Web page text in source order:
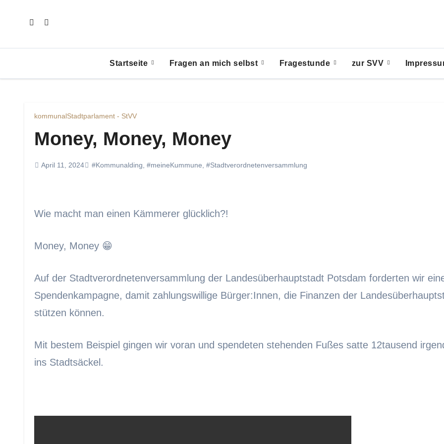
Startseite Fragen an mich selbst Fragestunde zur SVV
kommunalStadtparlament - StVV
Money, Money, Money
April 11, 2024 #Kommunalding #meineKummune #Stadtverordnetenversammlung
Wie macht man einen Kämmerer glücklich?!
Money, Money 😁
Auf der Stadtverordnetenversammlung der Landesüberhauptstadt Potsdam forderten wir
Spendenkampagne, damit zahlungswillige Bürger:Innen, die Finanzen der
stützen können.
Mit bestem Beispiel gingen wir voran und spendeten stehenden Fußes satte 12tausend
ins Stadtsäckel.